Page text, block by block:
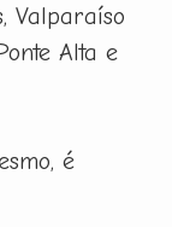
Valparaíso
Alta e
é